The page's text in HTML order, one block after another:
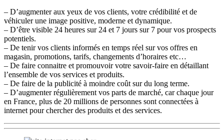
– D’augmenter aux yeux de vos clients, votre crédibilité et de
véhiculer une image positive, moderne et dynamique.
– D’être visible 24 heures sur 24 et 7 jours sur 7 pour vos prospects
potentiels.
– De tenir vos clients informés en temps réel sur vos offres en
magasin, promotions, tarifs, changements d’horaires etc…
– De faire connaitre et promouvoir votre savoir-faire en détaillant
l’ensemble de vos services et produits.
– De faire de la publicité à moindre coût sur du long terme.
– D’augmenter régulièrement vos parts de marché, car chaque jour
en France, plus de 20 millions de personnes sont connectées à
internet pour chercher des produits et des services.